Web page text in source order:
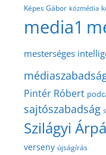
Képes Gábor közmédia
media1
mesterséges
Pintér Róbert
sajtószabadság
Szilágyi
verseny újságírás